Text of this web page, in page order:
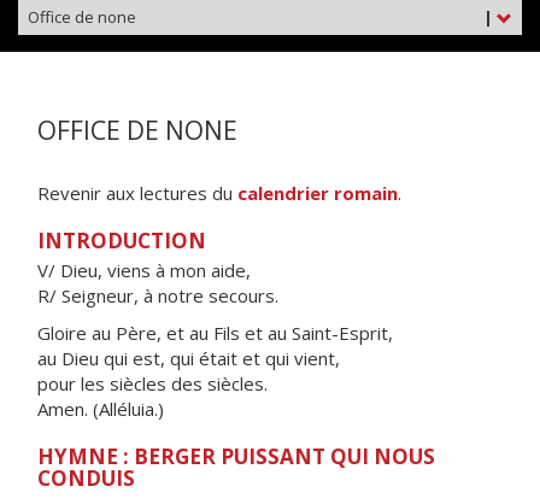
|
Office de none
OFFICE DE NONE
Revenir aux lectures du calendrier romain.
INTRODUCTION
V/ Dieu, viens à mon aide,
R/ Seigneur, à notre secours.
Gloire au Père, et au Fils et au Saint-Esprit,
au Dieu qui est, qui était et qui vient,
pour les siècles des siècles.
Amen. (Alléluia.)
HYMNE : BERGER PUISSANT QUI NOUS
CONDUIS